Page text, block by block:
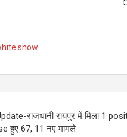
snow
राजधानी रायपुर में मिला 1
हुए 67, 11 नए मामले